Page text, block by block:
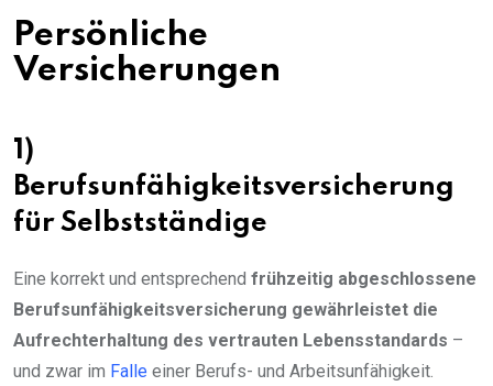
Persönliche
Versicherungen
1)
Berufsunfähigkeitsversicherung
für Selbstständige
Eine korrekt und entsprechend frühzeitig abgeschlossene
Berufsunfähigkeitsversicherung gewährleistet die
Aufrechterhaltung des vertrauten Lebensstandards –
und zwar im Falle einer Berufs- und Arbeitsunfähigkeit.